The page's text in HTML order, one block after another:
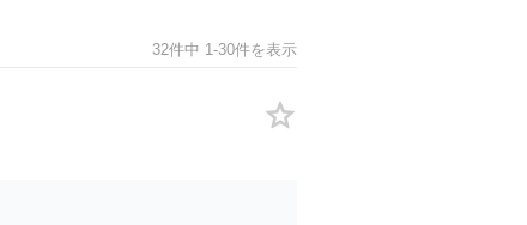
32件中 1-30件を表示